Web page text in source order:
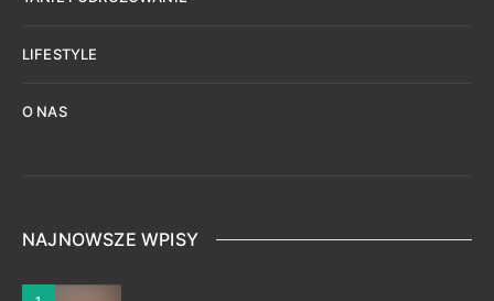
LIFESTYLE
O NAS
NAJNOWSZE WPISY